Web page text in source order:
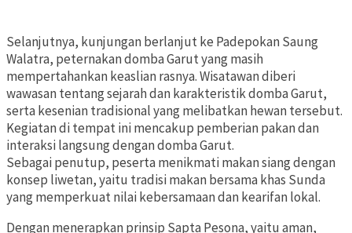
Selanjutnya, kunjungan berlanjut ke Padepokan Saung
Walatra, peternakan domba Garut yang masih
mempertahankan keaslian rasnya. Wisatawan diberi
wawasan tentang sejarah dan karakteristik domba Garut,
serta kesenian tradisional yang melibatkan hewan tersebut.
Kegiatan di tempat ini mencakup pemberian pakan dan
interaksi langsung dengan domba Garut.
Sebagai penutup, peserta menikmati makan siang dengan
konsep liwetan, yaitu tradisi makan bersama khas Sunda
yang memperkuat nilai kebersamaan dan kearifan lokal.
Dengan menerapkan prinsip Sapta Pesona, yaitu aman,